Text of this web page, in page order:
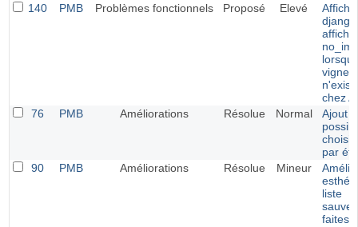
140
PMB Problèmes fonctionnels Proposé Elevé
chez
76
PMB Améliorations Résolue Normal
Ajout
choisir
par
90
PMB Améliorations Résolue Mineur
liste
faites